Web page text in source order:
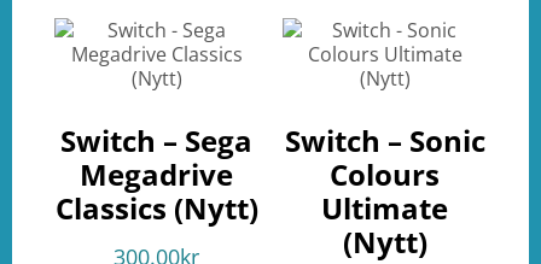
Switch – Sega
Megadrive
Classics (Nytt)
300.00kr
Switch – Sonic
Colours
Ultimate
(Nytt)